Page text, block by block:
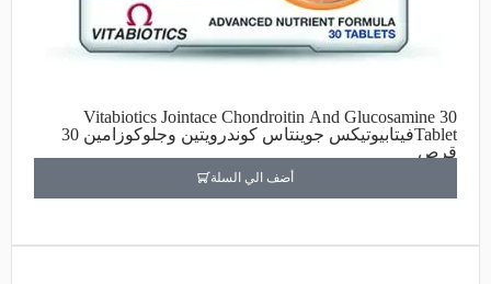
Vitabiotics Jointace Chondroitin And Glucosamine 30
Tabletفيتابيوتيكس جوينتاس كوندرويتين وجلوكوزامين 30
قرص
أضف الي السلة